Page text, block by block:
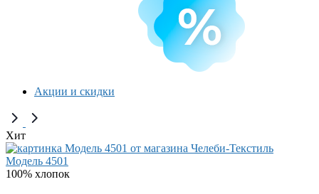
Акции и скидки
Хит
Модель 4501
100% хлопок